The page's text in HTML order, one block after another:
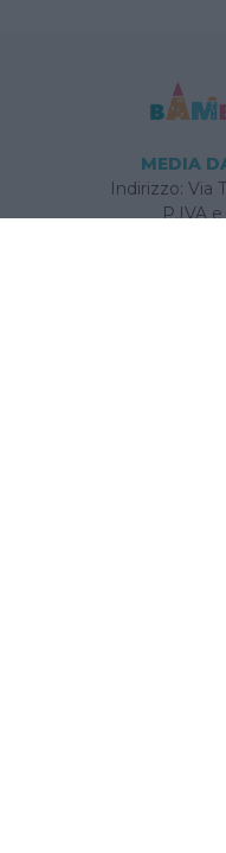
MEDIA
Indirizzo: Via
P.IVA